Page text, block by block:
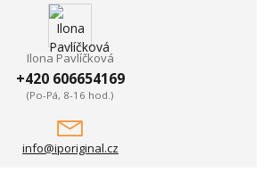
Ilona Pavlíčková
+420 606654169
(Po-Pá, 8-16 hod.)
info@iporiginal.cz